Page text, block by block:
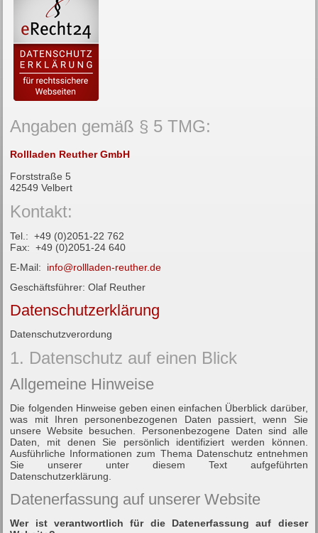
Angaben gemäß § 5 TMG:
Rollladen Reuther GmbH
Forststraße 5
42549 Velbert
Kontakt:
Tel.: +49 (0)2051-22 762
Fax: +49 (0)2051-24 640
E-Mail: info@rollladen-reuther.de
Geschäftsführer: Olaf Reuther
Datenschutzerklärung
Datenschutzverordung
1. Datenschutz auf einen Blick
Allgemeine Hinweise
Die folgenden Hinweise geben einen einfachen Überblick darüber,
was mit Ihren personenbezogenen Daten passiert, wenn Sie
unsere Website besuchen. Personenbezogene Daten sind alle
Daten, mit denen Sie persönlich identifiziert werden können.
Ausführliche Informationen zum Thema Datenschutz entnehmen
Sie unserer unter diesem Text aufgeführten
Datenschutzerklärung.
Datenerfassung auf unserer Website
Wer ist verantwortlich für die Datenerfassung auf dieser